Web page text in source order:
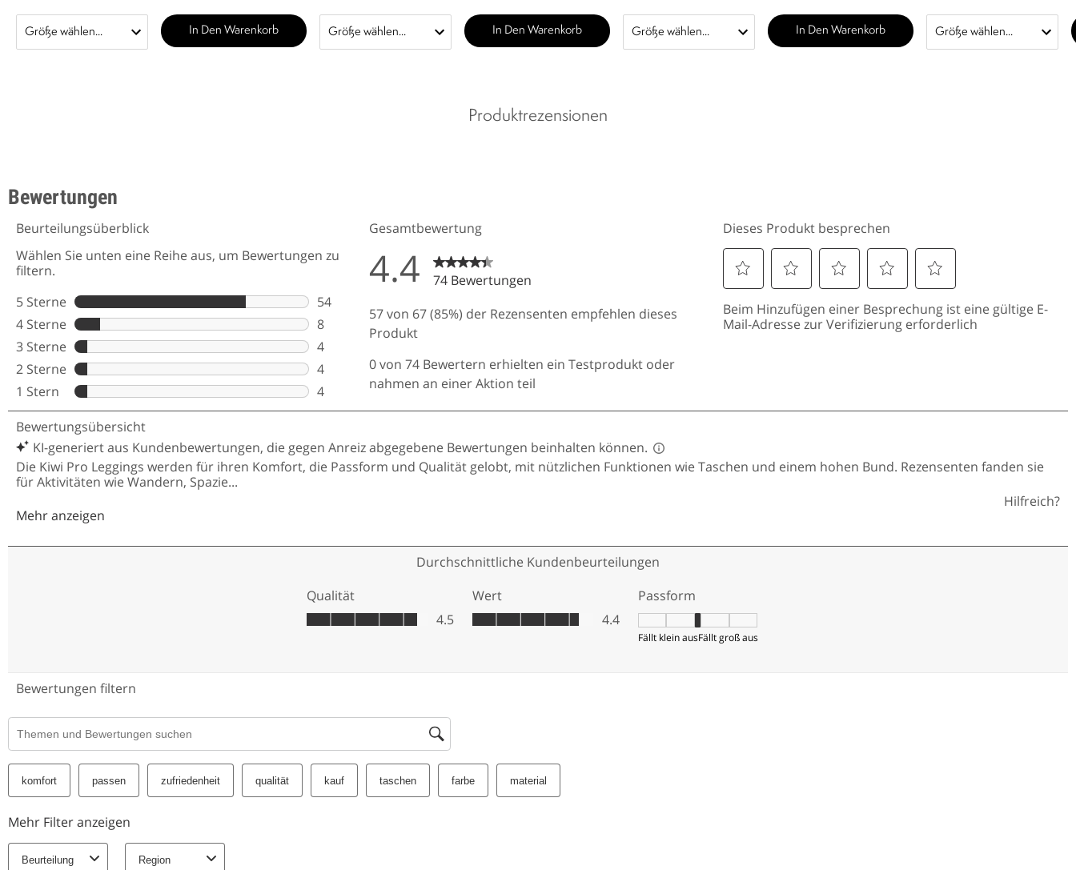
In Den Warenkorb In Den Warenkorb In Den Warenkorb
Produktrezensionen